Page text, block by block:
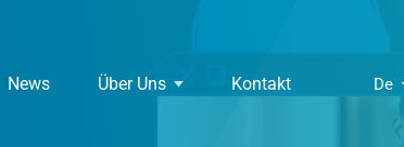
News Über Uns Kontakt